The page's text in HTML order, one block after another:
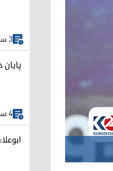
3 ساعت پیش
4 ساعت پیش